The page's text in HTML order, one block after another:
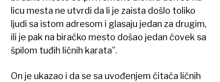
licu mesta ne utvrdi da li je zaista došlo toliko
ljudi sa istom adresom i glasaju jedan za drugim,
ili je pak na biračko mesto došao jedan čovek sa
špilom tuđih ličnih karata”.
On je ukazao i da se sa uvođenjem čitača ličnih